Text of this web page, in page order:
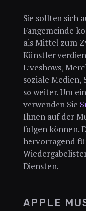
Sie sollten sich
Fangemeinde
als Mittel zum
Künstler
Liveshows,
soziale Medien,
so weiter. Um
verwenden Sie
Ihnen auf der
folgen können.
hervorragend
Diensten.
APPLE